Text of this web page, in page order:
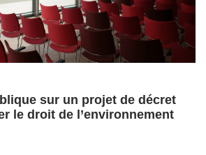
sur un projet de décret
le droit de l’environnement